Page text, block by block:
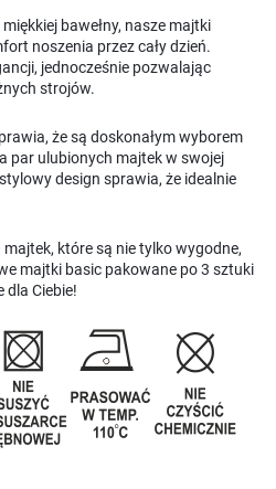
bawełny, nasze majtki
noszenia przez cały dzień.
jednocześnie pozwalając
strojów.
że są doskonałym wyborem
par ulubionych majtek w swojej
design sprawia, że idealnie
które są nie tylko wygodne,
majtki basic pakowane po 3 sztuki
dla Ciebie!